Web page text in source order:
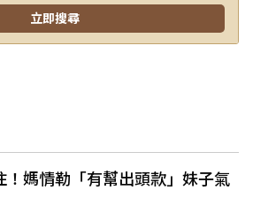
！媽情勒「有幫出頭款」妹子氣